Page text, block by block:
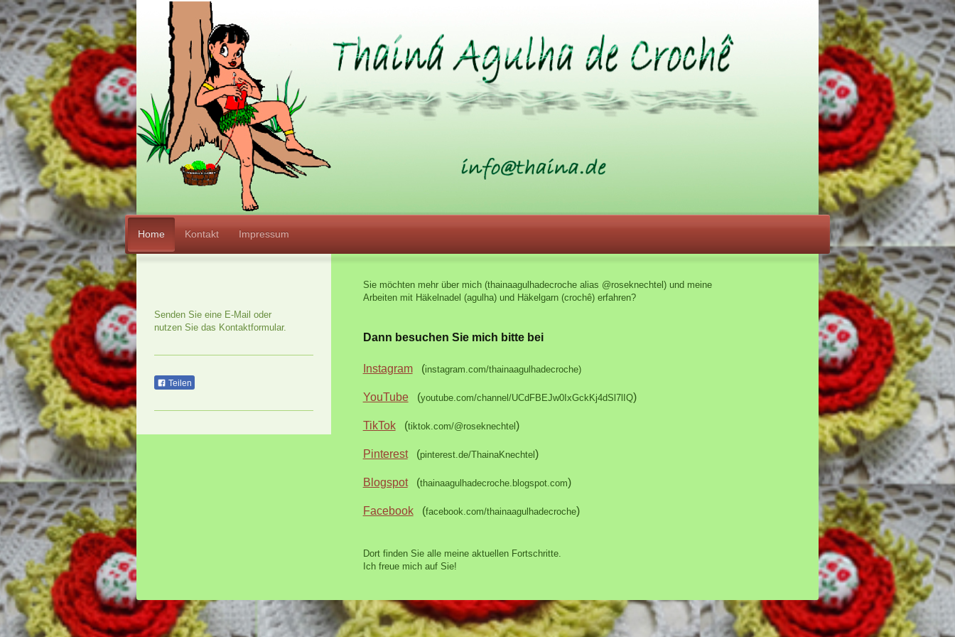
Home Kontakt Impressum
Sie möchten mehr über mich (thainaagulhadecroche alias @roseknechtel) und meine
Arbeiten mit Häkelnadel (agulha) und Häkelgarn (crochê) erfahren?
Dann besuchen Sie mich bitte bei
Instagram(instagram.com/thainaagulhadecroche)
YouTube(youtube.com/channel/UCdFBEJw0IxGckKj4dSl7lIQ)
TikTok(tiktok.com/@roseknechtel )
Pinterest(pinterest.de/ThainaKnechtel )
Blogspot(thainaagulhadecroche.blogspot.com)
Facebook(facebook.com/thainaagulhadecroche)
Dort finden Sie alle meine aktuellen Fortschritte.
Ich freue mich auf Sie!
Senden Sie eine E-Mail oder
nutzen Sie das Kontaktformular.
Teilen